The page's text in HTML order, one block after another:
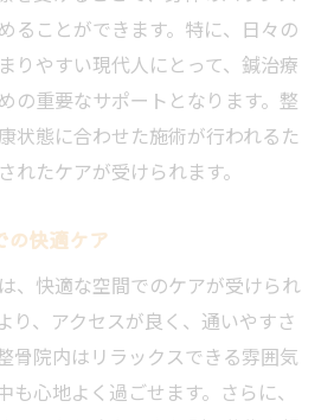
ることができます。特に、日々の
りやすい現代人にとって、鍼治療
の重要なサポートとなります。整
状態に合わせた施術が行われるた
れたケアが受けられます。
の快適ケア
、快適な空間でのケアが受けられ
り、アクセスが良く、通いやすさ
骨院内はリラックスできる雰囲気
も心地よく過ごせます。さらに、